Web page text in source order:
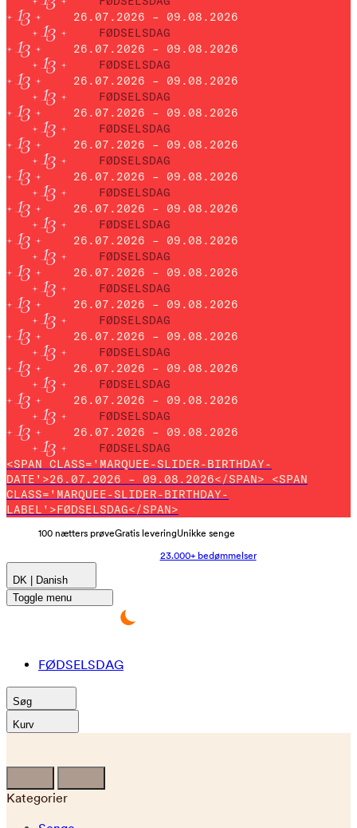
26.07.2026 – 09.08.2026
FØDSELSDAG
26.07.2026 – 09.08.2026
FØDSELSDAG
26.07.2026 – 09.08.2026
FØDSELSDAG
26.07.2026 – 09.08.2026
FØDSELSDAG
26.07.2026 – 09.08.2026
FØDSELSDAG
26.07.2026 – 09.08.2026
FØDSELSDAG
26.07.2026 – 09.08.2026
FØDSELSDAG
26.07.2026 – 09.08.2026
FØDSELSDAG
26.07.2026 – 09.08.2026
FØDSELSDAG
26.07.2026 – 09.08.2026
FØDSELSDAG
26.07.2026 – 09.08.2026
FØDSELSDAG
26.07.2026 – 09.08.2026
FØDSELSDAG
26.07.2026 – 09.08.2026
FØDSELSDAG
26.07.2026 – 09.08.2026
FØDSELSDAG
<SPAN CLASS='MARQUEE-SLIDER-BIRTHDAY-
DATE'>26.07.2026 – 09.08.2026</SPAN> <SPAN
CLASS='MARQUEE-SLIDER-BIRTHDAY-
LABEL'>FØDSELSDAG</SPAN>
100 nætters prøveGratis leveringUnikke senge
23.000+ bedømmelser
DK | Danish
Toggle menu
FØDSELSDAG
Søg
Kurv
Kategorier